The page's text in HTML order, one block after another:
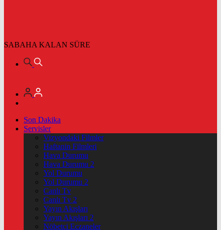
SABAHA KALAN SÜRE
Son Dakika
Servisler
Vizyondaki Filmler
Haftanin Filmleri
Hava Durumu
Hava Durumu 2
Yol Durumu
Yol Durumu 2
Canlı Tv
Canlı Tv 2
Yayın Akışları
Yayın Akışları 2
Nöbetçi Eczaneler